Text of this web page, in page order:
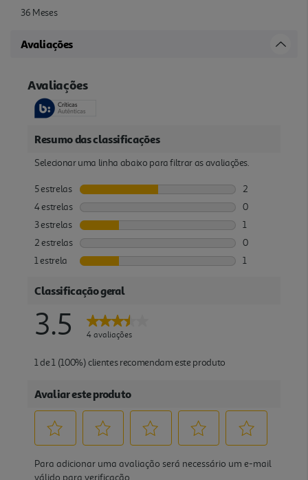
36 Meses
Avaliações